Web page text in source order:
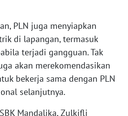
PLN juga menyiapkan
di lapangan, termasuk
terjadi gangguan. Tak
akan merekomendasikan
bekerja sama dengan PLN
selanjutnya.
Mandalika, Zulkifli